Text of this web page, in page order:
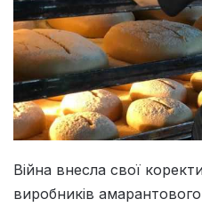
Війна внесла свої
виробників